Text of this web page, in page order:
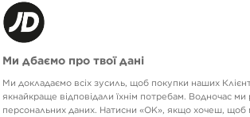
Ми дбаємо про твої дані
Ми докладаємо всіх зусиль, щоб покупки наших
якнайкраще відповідали їхнім потребам. Водночас
персональних даних. Натисни «OK», якщо хочеш,